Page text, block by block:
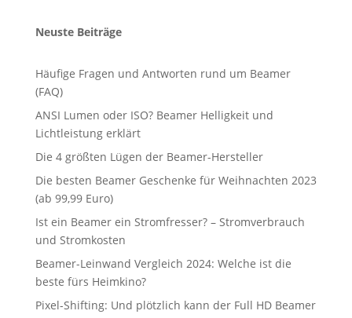
Neuste Beiträge
Häufige Fragen und Antworten rund um Beamer
(FAQ)
ANSI Lumen oder ISO? Beamer Helligkeit und
Lichtleistung erklärt
Die 4 größten Lügen der Beamer-Hersteller
Die besten Beamer Geschenke für Weihnachten 2023
(ab 99,99 Euro)
Ist ein Beamer ein Stromfresser? – Stromverbrauch
und Stromkosten
Beamer-Leinwand Vergleich 2024: Welche ist die
beste fürs Heimkino?
Pixel-Shifting: Und plötzlich kann der Full HD Beamer